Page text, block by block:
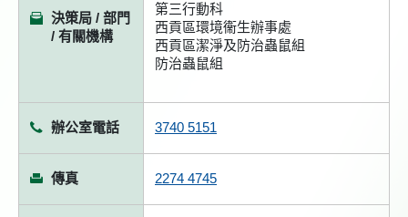
決策局 / 部門
/ 有關機構
第三行動科
西貢區環境衞生辦事處
西貢區潔淨及防治蟲鼠組
防治蟲鼠組
辦公室電話 3740 5151
傳真 2274 4745